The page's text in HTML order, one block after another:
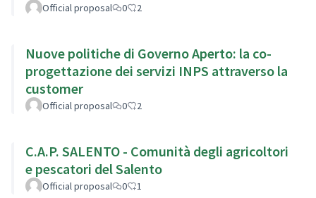
Official proposal 0 2
Nuove politiche di Governo Aperto: la co-
progettazione dei servizi INPS attraverso la
customer
Official proposal 0 2
C.A.P. SALENTO - Comunità degli agricoltori
e pescatori del Salento
Official proposal 0 1